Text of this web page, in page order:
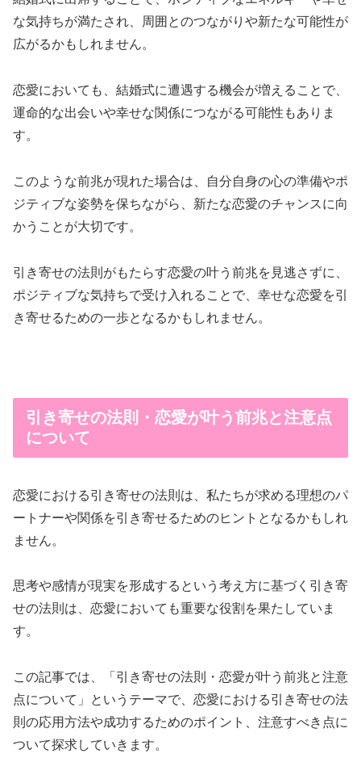
な気持ちが満たされ、周囲とのつながりや新たな可能性が
広がるかもしれません。
恋愛においても、結婚式に遭遇する機会が増えることで、
運命的な出会いや幸せな関係につながる可能性もありま
す。
このような前兆が現れた場合は、自分自身の心の準備やポ
ジティブな姿勢を保ちながら、新たな恋愛のチャンスに向
かうことが大切です。
引き寄せの法則がもたらす恋愛の叶う前兆を見逃さずに、
ポジティブな気持ちで受け入れることで、幸せな恋愛を引
き寄せるための一歩となるかもしれません。
引き寄せの法則・恋愛が叶う前兆と注意点
について
恋愛における引き寄せの法則は、私たちが求める理想のパ
ートナーや関係を引き寄せるためのヒントとなるかもしれ
ません。
思考や感情が現実を形成するという考え方に基づく引き寄
せの法則は、恋愛においても重要な役割を果たしていま
す。
この記事では、「引き寄せの法則・恋愛が叶う前兆と注意
点について」というテーマで、恋愛における引き寄せの法
則の応用方法や成功するためのポイント、注意すべき点に
ついて探求していきます。